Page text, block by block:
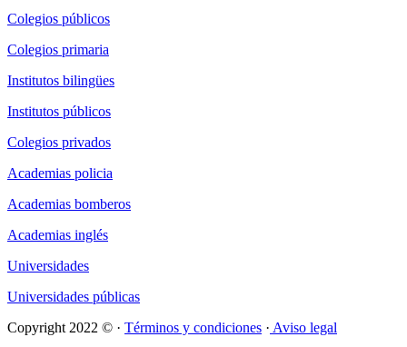
Colegios públicos
Colegios primaria
Institutos bilingües
Institutos públicos
Colegios privados
Academias policia
Academias bomberos
Academias inglés
Universidades
Universidades públicas
Copyright 2022 © · Términos y condiciones · Aviso legal